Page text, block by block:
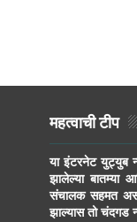
महत्वाची टीप
या इंटरनेट युट्युब
झालेल्या बातम्या
संचालक सहमत
झाल्यास तो चंदगड